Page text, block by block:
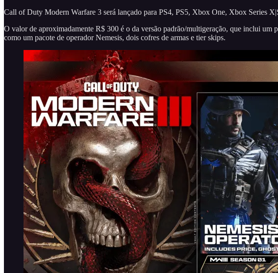
Call of Duty Modern Warfare 3 será lançado para PS4, PS5, Xbox One, Xbox Series
O valor de aproximadamente R$ 300 é o da versão padrão/multigeração, que inclui um
como um pacote de operador Nemesis, dois cofres de armas e tier skips.